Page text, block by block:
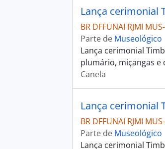
Lança cerimonial
BR DFFUNAI RJMI
Parte de Museológico
Lança cerimonial
plumário, miçangas e
Canela
Lança cerimonial
BR DFFUNAI RJMI
Parte de Museológico
Lança cerimonial